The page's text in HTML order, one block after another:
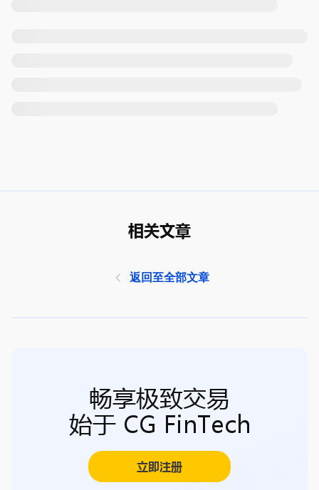
相关文章
返回至全部文章
畅享极致交易
始于 CG FinTech
立即注册